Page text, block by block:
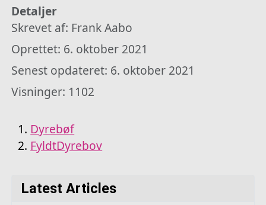
Detaljer
Skrevet af: Frank Aabo
Oprettet: 6. oktober 2021
Senest opdateret: 6. oktober 2021
Visninger: 1102
Dyrebøf
FyldtDyrebov
Latest Articles